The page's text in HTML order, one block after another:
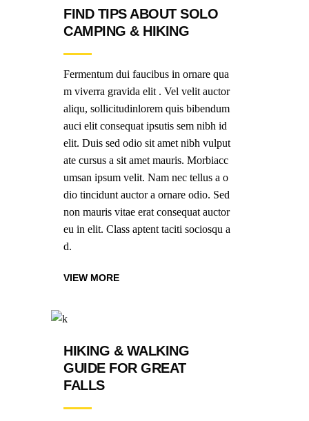
FIND TIPS ABOUT SOLO
CAMPING & HIKING
Fermentum dui faucibus in ornare qua
m viverra gravida elit . Vel velit auctor
aliqu, sollicitudinlorem quis bibendum
auci elit consequat ipsutis sem nibh id
elit. Duis sed odio sit amet nibh vulput
ate cursus a sit amet mauris. Morbiacc
umsan ipsum velit. Nam nec tellus a o
dio tincidunt auctor a ornare odio. Sed
non mauris vitae erat consequat auctor
eu in elit. Class aptent taciti sociosqu a
d.
VIEW MORE
HIKING & WALKING
GUIDE FOR GREAT
FALLS